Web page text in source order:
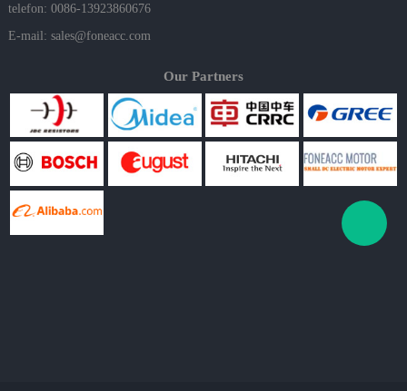
telefon: 0086-13923860676
E-mail: sales@foneacc.com
Our Partners